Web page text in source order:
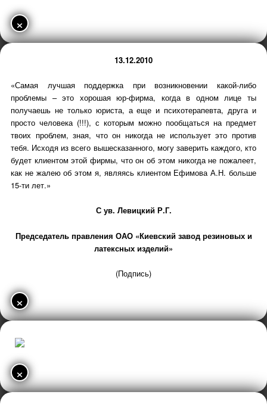
×
13.12.2010
«Самая лучшая поддержка при возникновении какой-либо
проблемы – это хорошая юр-фирма, когда в одном лице ты
получаешь не только юриста, а еще и психотерапевта, друга и
просто человека (!!!), с которым можно пообщаться на предмет
твоих проблем, зная, что он никогда не использует это против
тебя. Исходя из всего вышесказанного, могу заверить каждого, кто
будет клиентом этой фирмы, что он об этом никогда не пожалеет,
как не жалею об этом я, являясь клиентом Ефимова А.Н. больше
15-ти лет.»
С ув. Левицкий Р.Г.
Председатель правления ОАО «Киевский завод резиновых и
латексных изделий»
(Подпись)
×
×